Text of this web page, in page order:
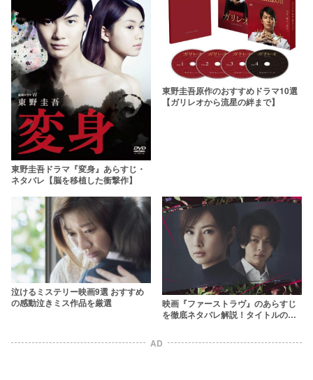
東野圭吾ドラマ『変身』あらすじ・
ネタバレ【脳を移植した衝撃作】
東野圭吾原作のおすすめドラマ10選
【ガリレオから流星の絆まで】
泣けるミステリー映画9選 おすすめ
の感動泣きミス作品を厳選
映画『ファーストラヴ』のあらすじ
を徹底ネタバレ解説！タイトルの持
AD